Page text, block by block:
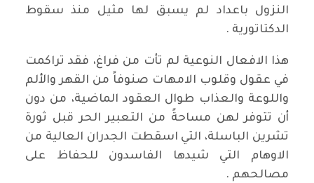
النزول باعداد لم يسبق لها مثيل منذ سقوط
الدكتاتورية .
هذا الافعال النوعية لم تأت من فراغ، فقد تراكمت
في عقول وقلوب الامهات صنوفاً من القهر والألم
واللوعة والعذاب طوال العقود الماضية، من دون
أن تتوفر لهن مساحةً من التعبير الحر قبل ثورة
تشرين الباسلة، التي اسقطت الجدران العالية من
الاوهام التي شيدها الفاسدون للحفاظ على
مصالحهم .